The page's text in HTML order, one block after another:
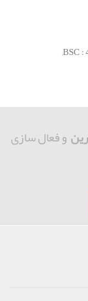
و فعال سازی